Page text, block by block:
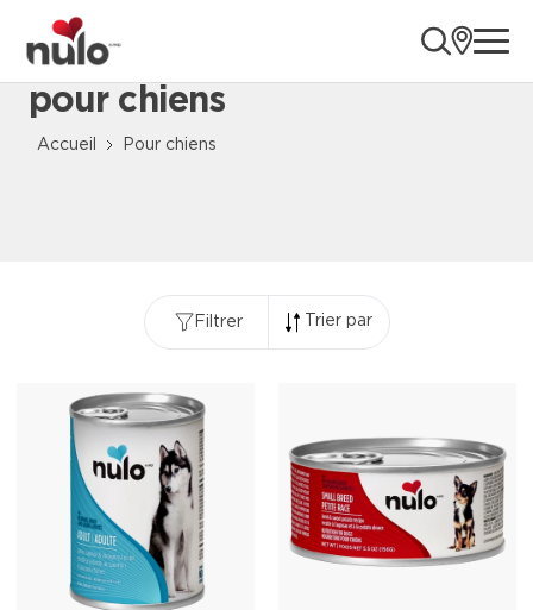
Content Loaded
pour chiens
Accueil Pour chiens
Filtrer Trier par